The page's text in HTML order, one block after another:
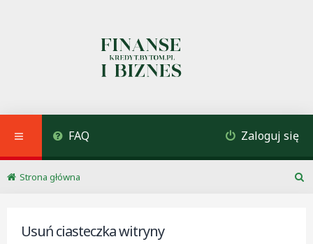
FAQ Zaloguj się
Strona główna
Usuń ciasteczka witryny